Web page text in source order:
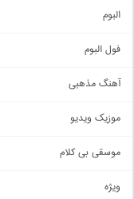
اجتماعی
حماسی
سنتی
اهنگ بندرعباسی
دمو
البوم
فول البوم
آهنگ مذهبی
موزیک ویدیو
موسقی بی کلام
ویژه